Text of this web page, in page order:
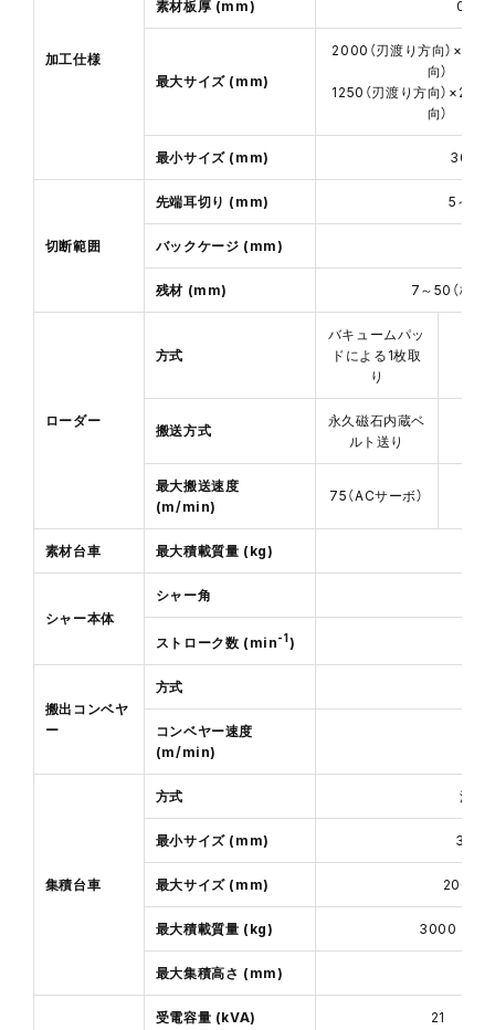
加工仕様
素材板厚 (mm) 0.4～
最大サイズ (mm)
2000（刃渡り方向）×1250
向）
1250（刃渡り方向）×2000
向）
最小サイズ (mm) 300（
切断範囲
先端耳切り (mm) 5～
バックケージ (mm)
残材 (mm) 7～50（板厚
ローダー
方式
バキュームパッ
ドによる1枚取
り
搬送方式
永久磁石内蔵ベ
ルト送り
最大搬送速度
(m/min)
75（ACサーボ）
素材台車 最大積載質量 (kg)
シャー本体
シャー角
ストローク数 (min-1 )
搬出コンベヤ
ー
方式
コンベヤー速度
(m/min)
集積台車
方式 油圧
最小サイズ (mm) 300（
最大サイズ (mm) 2000（
最大積載質量 (kg) 3000
最大集積高さ (mm)
受電容量 (kVA) 21